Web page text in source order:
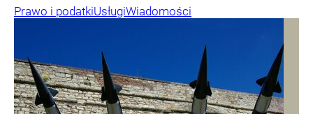
Prawo i podatkiUsługiWiadomości